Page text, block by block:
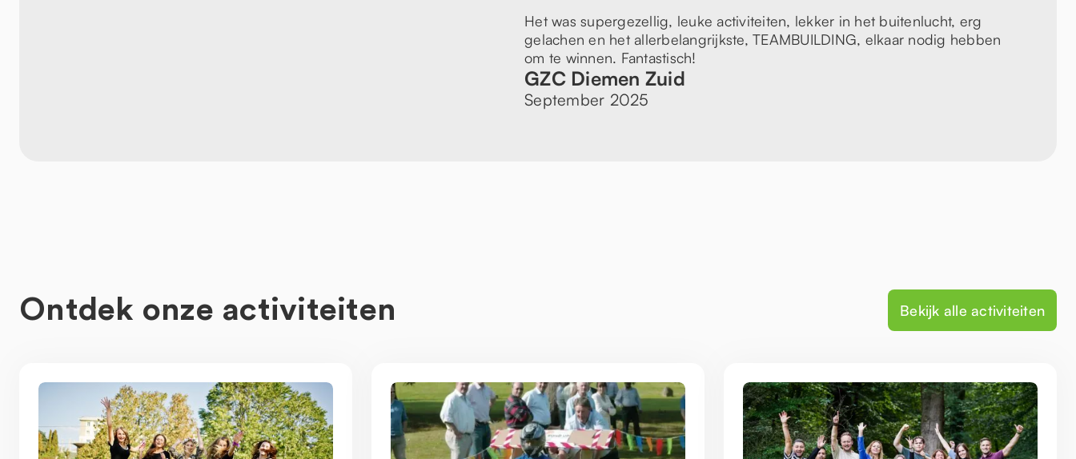
Het was supergezellig, leuke activiteiten, lekker in het buitenlucht, erg
gelachen en het allerbelangrijkste, TEAMBUILDING, elkaar nodig hebben
om te winnen. Fantastisch!
GZC Diemen Zuid
September 2025
Ontdek onze activiteiten Bekijk alle activiteiten